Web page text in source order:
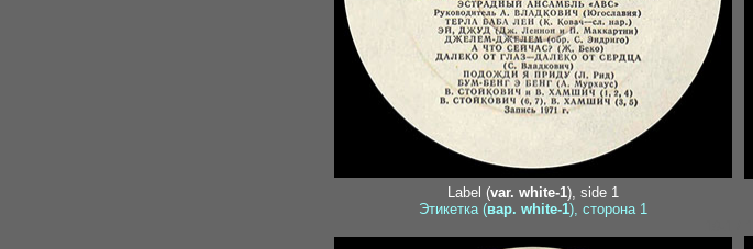
Label (var. white-1), side 1
Этикетка (вар. white-1), сторона 1